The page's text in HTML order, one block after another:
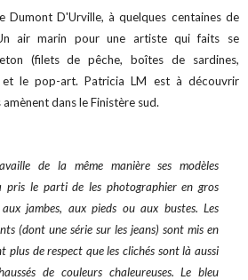
Dumont D'Urville, à quelques centaines de
air marin pour une artiste qui faits se
(filets de pêche, boîtes de sardines,
et le pop-art. Patricia LM est à découvrir
dans le Finistère sud.
de la même manière ses modèles
pris le parti de les photographier en gros
aux jambes, aux pieds ou aux bustes. Les
(dont une série sur les jeans) sont mis en
plus de respect que les clichés sont là aussi
de couleurs chaleureuses. Le bleu